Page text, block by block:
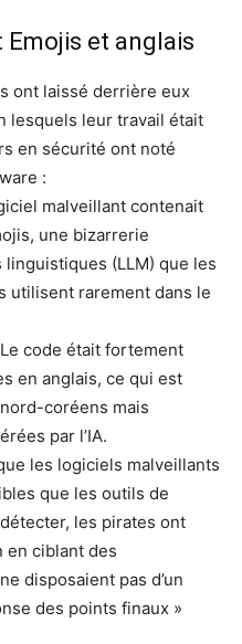
Emojis et anglais
ont laissé derrière eux
lesquels leur travail était
en sécurité ont noté
:
malveillant contenait
une bizarrerie
(LLM) que les
utilisent rarement dans le
Le code était fortement
en anglais, ce qui est
coréens mais
par l’IA.
les logiciels malveillants
que les outils de
les pirates ont
en ciblant des
disposaient pas d’un
des points finaux »